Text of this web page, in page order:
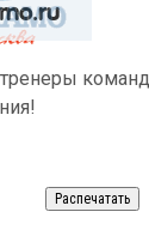
тренеры